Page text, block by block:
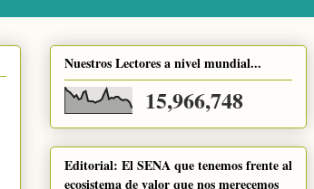
Nuestros Lectores a nivel mundial...
15,966,748
Editorial: El SENA que tenemos frente al
ecosistema de valor que nos merecemos